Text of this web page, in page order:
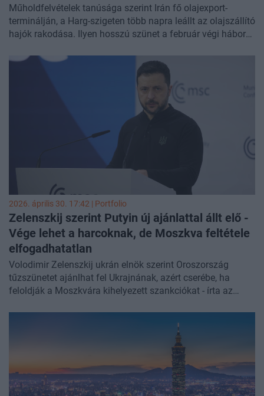
Műholdfelvételek tanúsága szerint Irán fő olajexport-
terminálján, a Harg-szigeten több napra leállt az olajszállító
hajók rakodása. Ilyen hosszú szünet a február végi háború
haditengerészeti blokád egyre komolyabb nyomás alá
helyezi Teherán olajiparát - számolt be a
2026. április 30. 17:42 | Portfolio
Zelenszkij szerint Putyin új ajánlattal állt elő -
Vége lehet a harcoknak, de Moszkva feltétele
elfogadhatatlan
Volodimir Zelenszkij ukrán elnök szerint Oroszország
tűzszünetet ajánlhat fel Ukrajnának, azért cserébe, ha
feloldják a Moszkvára kihelyezett szankciókat - írta az